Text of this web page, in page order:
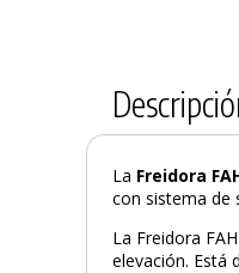
La Freidora
con sistema de
La Freidora
elevación. Está